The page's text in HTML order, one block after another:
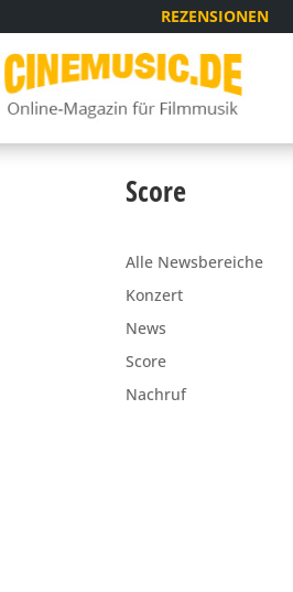
REZENSIONEN
Score
Alle Newsbereiche
Konzert
News
Score
Nachruf